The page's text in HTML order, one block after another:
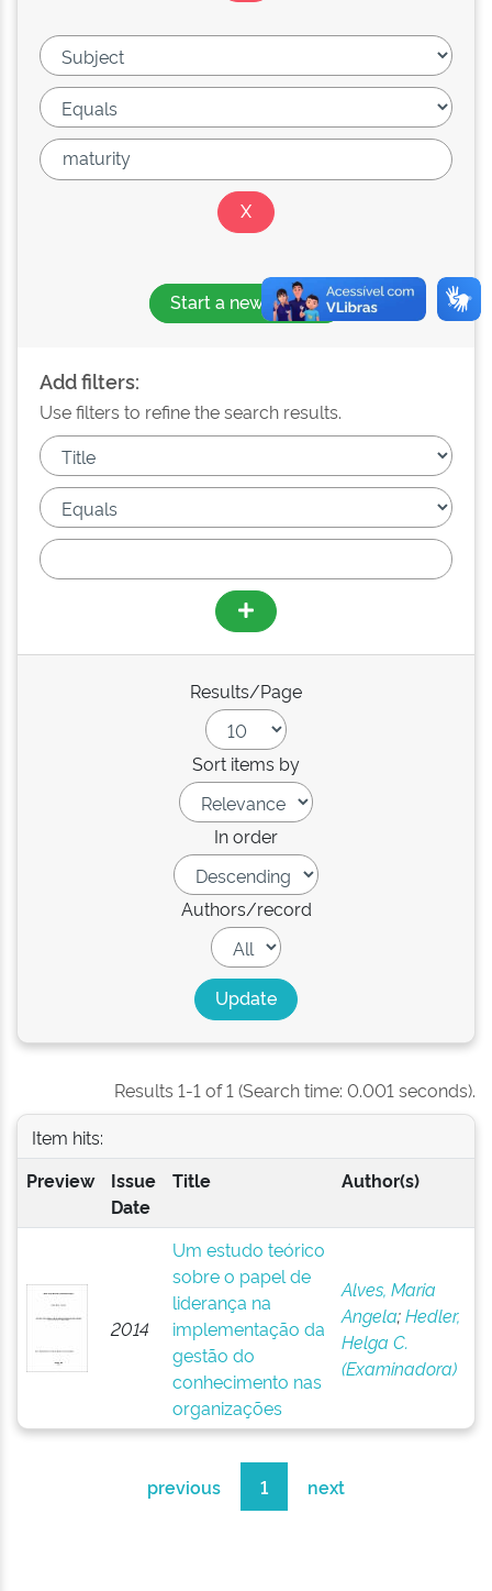
Start a new search
Add filters:
Use filters to refine the search results.
Results/Page
Sort items by
In order
Authors/record
Results 1-1 of 1 (Search time: 0.001 seconds).
Item hits:
Preview
Issue
Date
Title Author(s)
2014
Um estudo teórico
sobre o papel de
liderança na
implementação da
gestão do
conhecimento nas
organizações
Alves, Maria
Angela;Hedler,
Helga C.
(Examinadora)
previous 1 next